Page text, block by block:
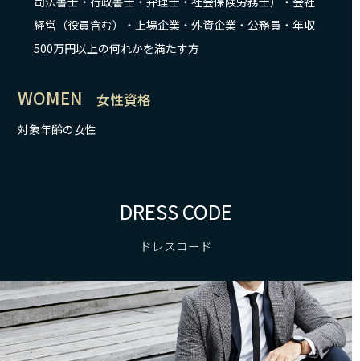
経営（役員含む）・上場企業・外資企業・公務員・年収
500万円以上の何れかを満たす方
WOMEN 女性資格
対象年齢の女性
DRESS CODE
ドレスコード